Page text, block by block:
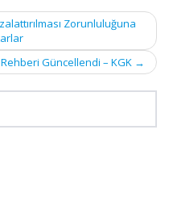
Zorunluluğuna
Güncellendi – KGK →